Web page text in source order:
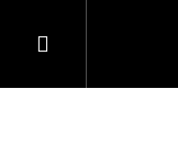
Nákupní